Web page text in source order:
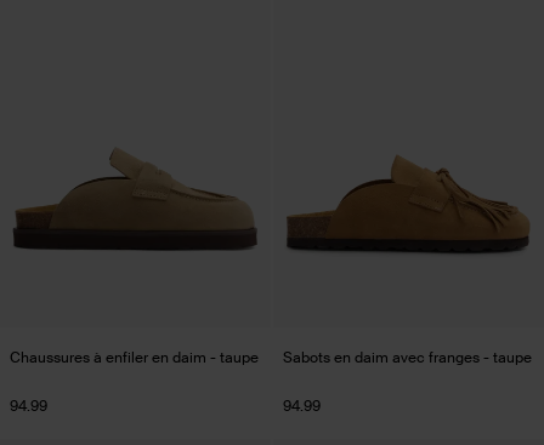
Chaussures à enfiler en daim - taupe
94.99
Sabots en daim avec franges - taupe
94.99